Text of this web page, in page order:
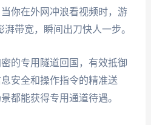
你在外网冲浪看视频时，游
带宽，瞬间出刀快人一步。
的专用隧道回国，有效抵御
安全和操作指令的精准送
都能获得专用通道待遇。